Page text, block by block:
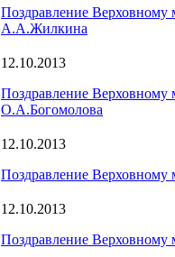
Поздравление Верховному
А.А.Жилкина
12.10.2013
Поздравление Верховному
О.А.Богомолова
12.10.2013
Поздравление Верховному
12.10.2013
Поздравление